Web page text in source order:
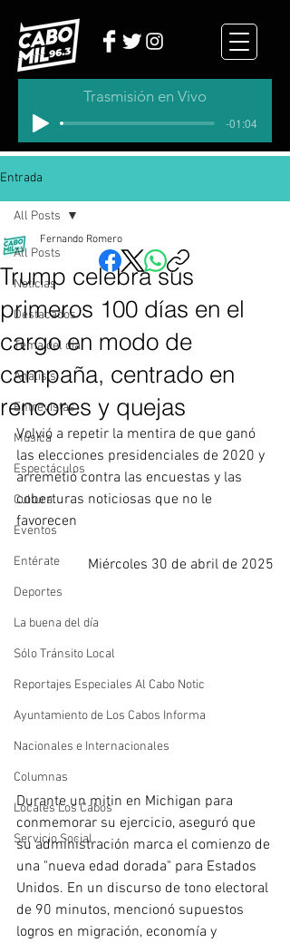
Trasmisión en Vivo
-01:04
Entrada
All Posts
Noticias
Destacados
Tema del dia
Analisis
Entrevistas
Música
Espectáculos
Cultura
Eventos
Entérate
Deportes
La buena del día
Sólo Tránsito Local
Reportajes Especiales Al Cabo Notic
Ayuntamiento de Los Cabos Informa
Nacionales e Internacionales
Columnas
Locales Los Cabos
Servicio Social
All Posts
Trump celebra sus
primeros 100 días en el
cargo en modo de
campaña, centrado en
rencores y quejas
Fernando Romero
Volvió a repetir la mentira de que ganó
las elecciones presidenciales de 2020 y
arremetió contra las encuestas y las
coberturas noticiosas que no le
favorecen
Miércoles 30 de abril de 2025
Durante un mitin en Michigan para
conmemorar su ejercicio, aseguró que
su administración marca el comienzo de
una "nueva edad dorada" para Estados
Unidos. En un discurso de tono electoral
de 90 minutos, mencionó supuestos
logros en migración, economía y